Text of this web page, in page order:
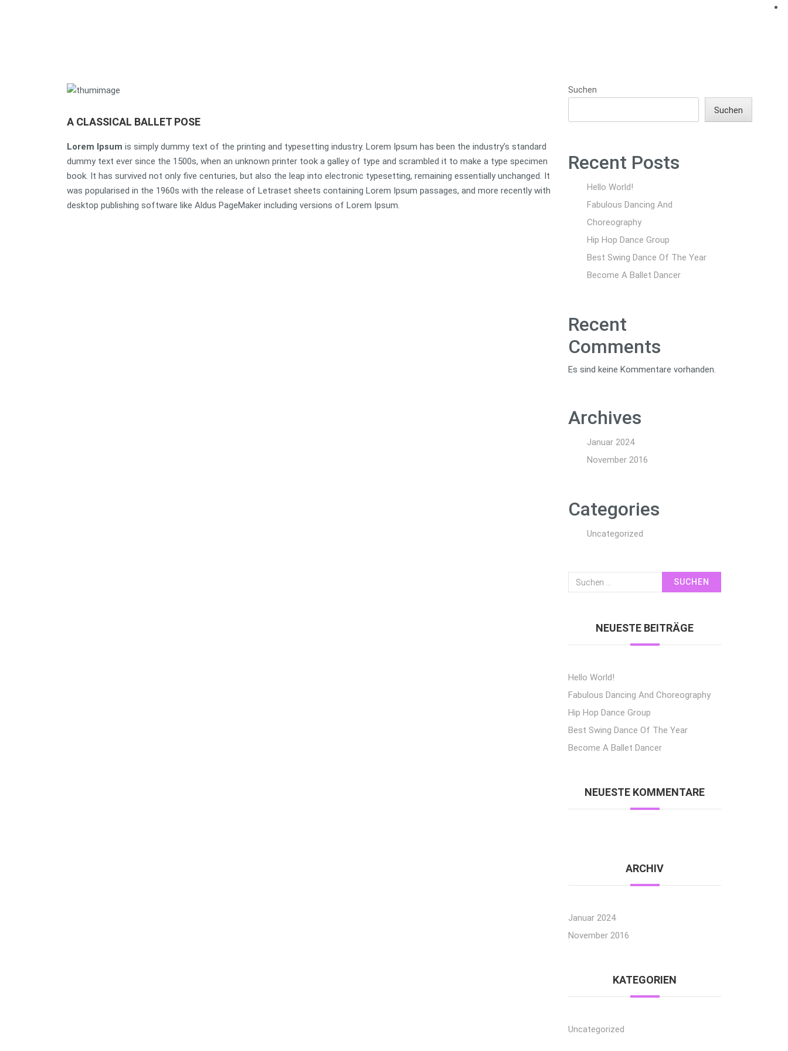
A CLASSICAL BALLET POSE
Lorem Ipsum is simply dummy text of the printing and typesetting industry. Lorem Ipsum has been the industry’s standard
dummy text ever since the 1500s, when an unknown printer took a galley of type and scrambled it to make a type specimen
book. It has survived not only five centuries, but also the leap into electronic typesetting, remaining essentially unchanged. It
was popularised in the 1960s with the release of Letraset sheets containing Lorem Ipsum passages, and more recently with
desktop publishing software like Aldus PageMaker including versions of Lorem Ipsum.
Suchen
Suchen
Recent Posts
Hello World!
Fabulous Dancing And
Choreography
Hip Hop Dance Group
Best Swing Dance Of The Year
Become A Ballet Dancer
Recent
Comments
Es sind keine Kommentare vorhanden.
Archives
Januar 2024
November 2016
Categories
Uncategorized
Suchen
Nach:
NEUESTE BEITRÄGE
Hello World!
Fabulous Dancing And Choreography
Hip Hop Dance Group
Best Swing Dance Of The Year
Become A Ballet Dancer
NEUESTE KOMMENTARE
ARCHIV
Januar 2024
November 2016
KATEGORIEN
Uncategorized